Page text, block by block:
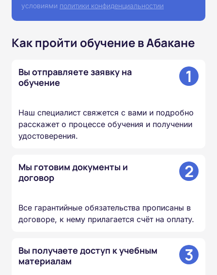
условиями политики конфиденциальностии
Как пройти обучение в Абакане
Вы отправляете заявку на
обучение
1
Наш специалист свяжется с вами и подробно
расскажет о процессе обучения и получении
удостоверения.
Мы готовим документы и
договор
2
Все гарантийные обязательства прописаны в
договоре, к нему прилагается счёт на оплату.
Вы получаете доступ к учебным
материалам
3